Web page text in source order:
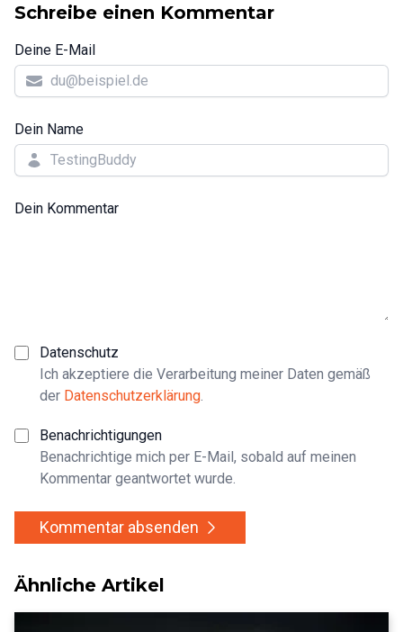
Schreibe einen Kommentar
Deine E-Mail
Dein Name
Dein Kommentar
Datenschutz
Ich akzeptiere die Verarbeitung meiner Daten gemäß
der Datenschutzerklärung
Benachrichtigungen
Benachrichtige mich per E-Mail, sobald auf meinen
Kommentar geantwortet wurde.
Kommentar absenden
Ähnliche Artikel